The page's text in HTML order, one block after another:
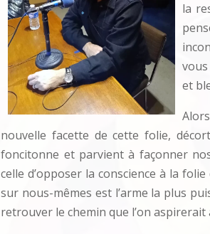
la
et
nouvelle facette de cette folie,
foncitonne et parvient à façonner
celle d’opposer la conscience à la
sur nous-mêmes est l’arme la plus
retrouver le chemin que l’on aspirerait